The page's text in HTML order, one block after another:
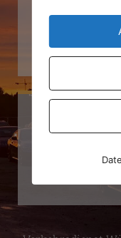
Facebook
Verkehrsdienst
Instagram